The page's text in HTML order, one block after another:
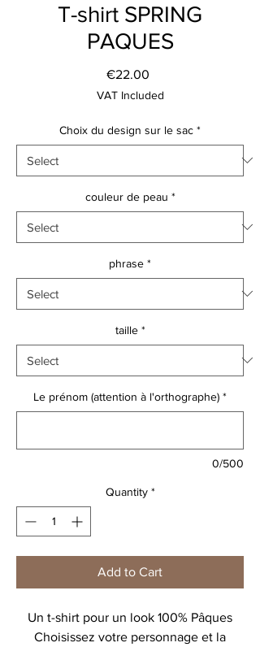
T-shirt SPRING
PAQUES
€22.00
VAT Included
Choix du design sur le sac *
couleur de peau *
phrase *
taille *
Le prénom (attention à l'orthographe) *
0/500
Quantity *
Add to Cart
Un t-shirt pour un look 100% Pâques
Choisissez votre personnage et la